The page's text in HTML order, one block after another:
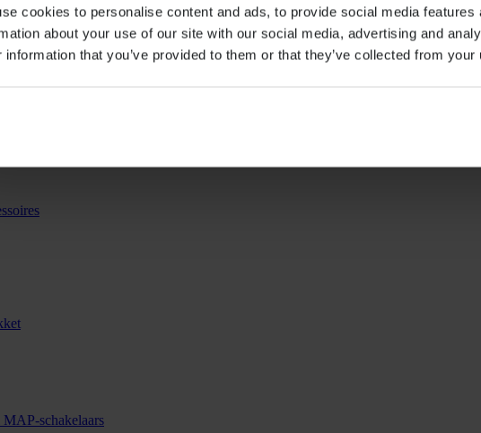
cookies to personalise content and ads, to provide social media
about your use of our site with our social media, advertising and
information that you’ve provided to them or that they’ve collected from
schakelaars